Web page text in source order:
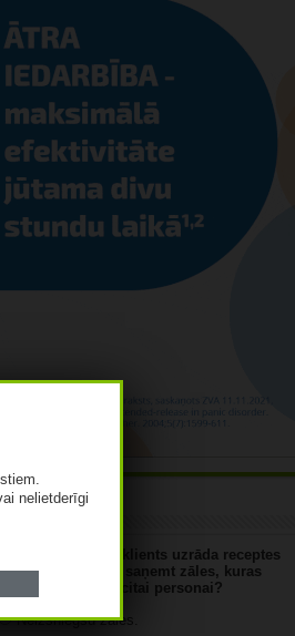
jūs rīkosities, ja klients uzrāda receptes
numuru un vēlas saņemt zāles, kuras
parakstītas citai personai?
Neizsniegšu zāles.
nelietderīgi